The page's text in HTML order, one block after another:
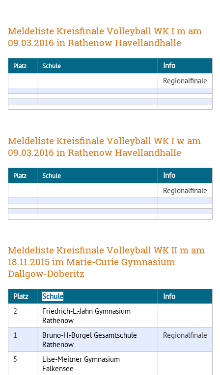
Meldeliste Kreisfinale Volleyball WK I m am
09.03.2016 in Rathenow Havellandhalle
Platz Schule
Info
Regionalfinale
Meldeliste Kreisfinale Volleyball WK I w am
09.03.2016 in Rathenow Havellandhalle
Platz Schule
Info
Regionalfinale
Meldeliste Kreisfinale Volleyball WK II m am
18.11.2015 im Marie-Curie Gymnasium
Dallgow-Döberitz
Platz Schule
Info
2
Friedrich-L.-Jahn Gymnasium
Rathenow
1
Bruno-H.-Bürgel Gesamtschule
Rathenow
Regionalfinale
5
Lise-Meitner Gymnasium
Falkensee